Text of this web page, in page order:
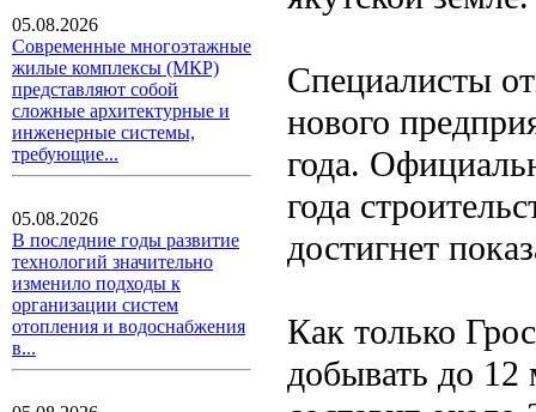
05.08.2026
Современные многоэтажные
жилые комплексы (МКР)
представляют собой
сложные архитектурные и
инженерные системы,
требующие...
05.08.2026
В последние годы развитие
технологий значительно
изменило подходы к
организации систем
отопления и водоснабжения
в...
Специалисты
нового
года.
года
достигнет
Как только
добывать до 12